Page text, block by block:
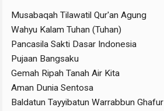
Musabaqah Tilawatil Qur'an Agung
Wahyu Kalam Tuhan (Tuhan)
Pancasila Sakti Dasar Indonesia
Pujaan Bangsaku
Gemah Ripah Tanah Air Kita
Aman Dunia Sentosa
Baldatun Tayyibatun Warrabbun Ghafur